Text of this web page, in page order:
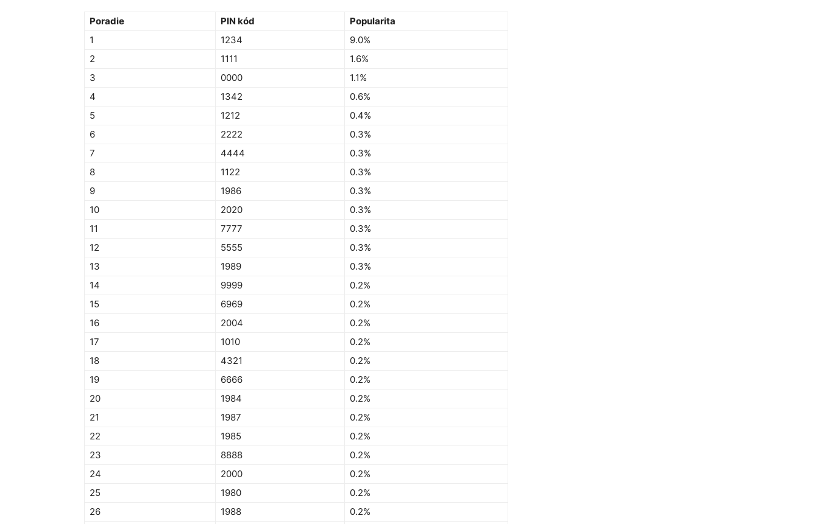
Poradie PIN kód
Popularita
1
1234
9.0%
2
1111
1.6%
3
0000
1.1%
4
1342
0.6%
5
1212
0.4%
6
2222
0.3%
7
4444
0.3%
8
1122
0.3%
9
1986
0.3%
10
2020
0.3%
11
7777
0.3%
12
5555
0.3%
13
1989
0.3%
14
9999
0.2%
15
6969
0.2%
16
2004
0.2%
17
1010
0.2%
18
4321
0.2%
19
6666
0.2%
20
1984
0.2%
21
1987
0.2%
22
1985
0.2%
23
8888
0.2%
24
2000
0.2%
25
1980
0.2%
26
1988
0.2%